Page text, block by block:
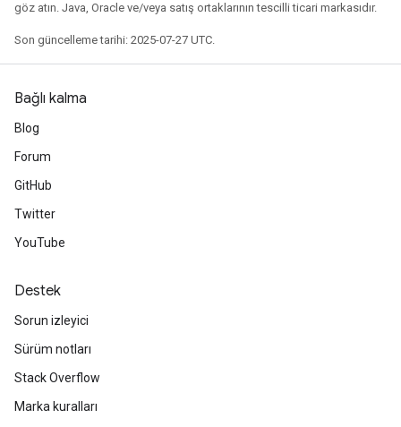
göz atın. Java, Oracle ve/veya satış ortaklarının tescilli ticari markasıdır.
Son güncelleme tarihi: 2025-07-27 UTC.
Bağlı kalma
Blog
Forum
GitHub
Twitter
YouTube
Destek
Sorun izleyici
Sürüm notları
Stack Overflow
Marka kuralları